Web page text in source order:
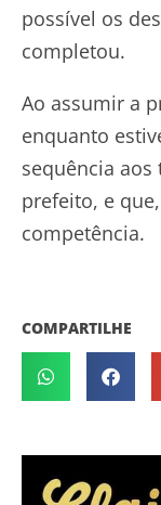
possível os
completou.
Ao assumir a
enquanto
sequência
prefeito, e
competência.
COMPARTILHE